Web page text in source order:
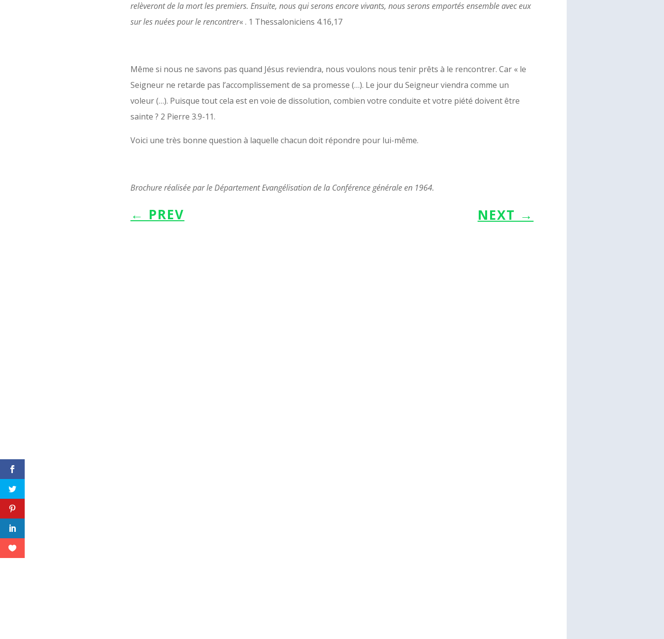
relèveront de la mort les premiers. Ensuite, nous qui serons encore vivants, nous serons emportés ensemble avec eux
sur les nuées pour le rencontrer« . 1 Thessaloniciens 4.16,17
Même si nous ne savons pas quand Jésus reviendra, nous voulons nous tenir prêts à le rencontrer. Car « le
Seigneur ne retarde pas l’accomplissement de sa promesse (…). Le jour du Seigneur viendra comme un
voleur (…). Puisque tout cela est en voie de dissolution, combien votre conduite et votre piété doivent être
sainte ? 2 Pierre 3.9-11.
Voici une très bonne question à laquelle chacun doit répondre pour lui-même.
Brochure réalisée par le Département Evangélisation de la Conférence générale en 1964.
← PREV NEXT →